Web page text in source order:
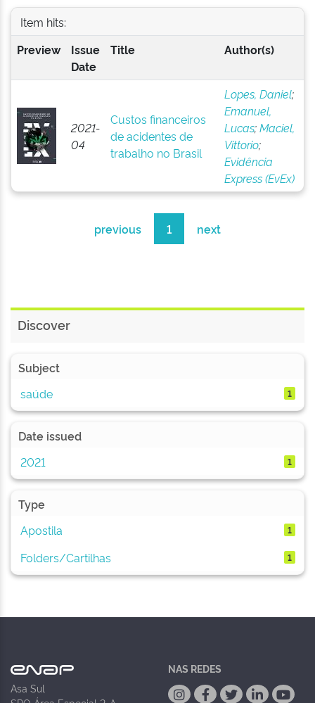
Item hits:
Preview
Issue
Date
Title Author(s)
2021-
04
Custos financeiros
de acidentes de
trabalho no Brasil
Lopes, Daniel;
Emanuel,
Lucas;Maciel,
Vittorio;
Evidência
Express (EvEx)
previous 1 next
Discover
Subject
saúde
1
Date issued
2021
1
Type
Apostila
1
Folders/Cartilhas 1
Asa Sul
NAS REDES